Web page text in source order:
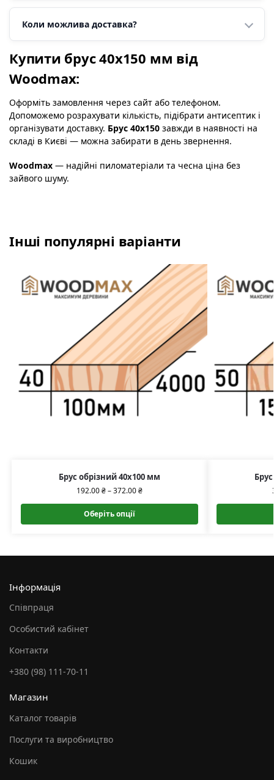
Коли можлива доставка?
Купити брус 40х150 мм від
Woodmax:
Оформіть замовлення через сайт або телефоном.
Допоможемо розрахувати кількість, підібрати антисептик і
організувати доставку. Брус 40х150 завжди в наявності на
складі в Києві — можна забирати в день звернення.
Woodmax — надійні пиломатеріали та чесна ціна без
зайвого шуму.
Інші популярні варіанти
Брус обрізний 40х100 мм
192.00₴–372.00₴
Оберіть опції
Інформація
Співпраця
Особистий кабінет
Контакти
+380 (98) 111-70-11
Магазин
Каталог товарів
Послуги та виробництво
Кошик